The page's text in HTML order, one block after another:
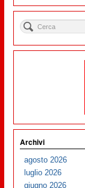
Archivi
agosto 2026
luglio 2026
giugno 2026